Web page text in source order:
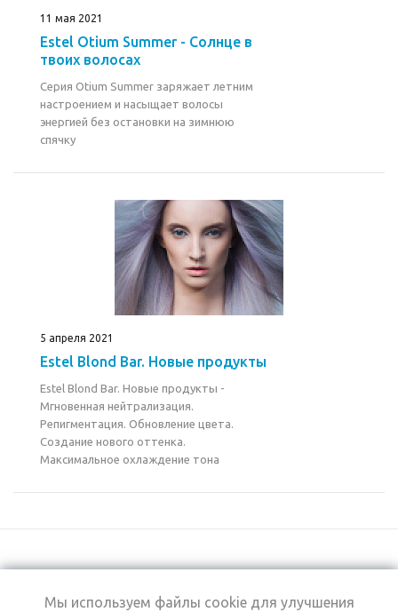
11 мая 2021
Estel Otium Summer - Солнце в
твоих волосах
Серия Otium Summer заряжает летним
настроением и насыщает волосы
энергией без остановки на зимнюю
спячку
5 апреля 2021
Estel Blond Bar. Новые продукты
Estel Blond Bar. Новые продукты -
Мгновенная нейтрализация.
Репигментация. Обновление цвета.
Создание нового оттенка.
Максимальное охлаждение тона
Мы используем файлы cookie для улучшения